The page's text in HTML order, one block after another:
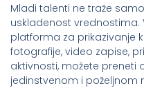
Mladi talenti ne traže
uskladenost vrednostima.
platforma za prikazivanje
fotografije, video zapise,
aktivnosti, možete preneti
jedinstvenom i poželjnom